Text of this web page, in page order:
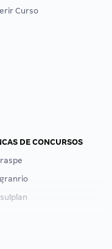
Curso
DE CONCURSOS